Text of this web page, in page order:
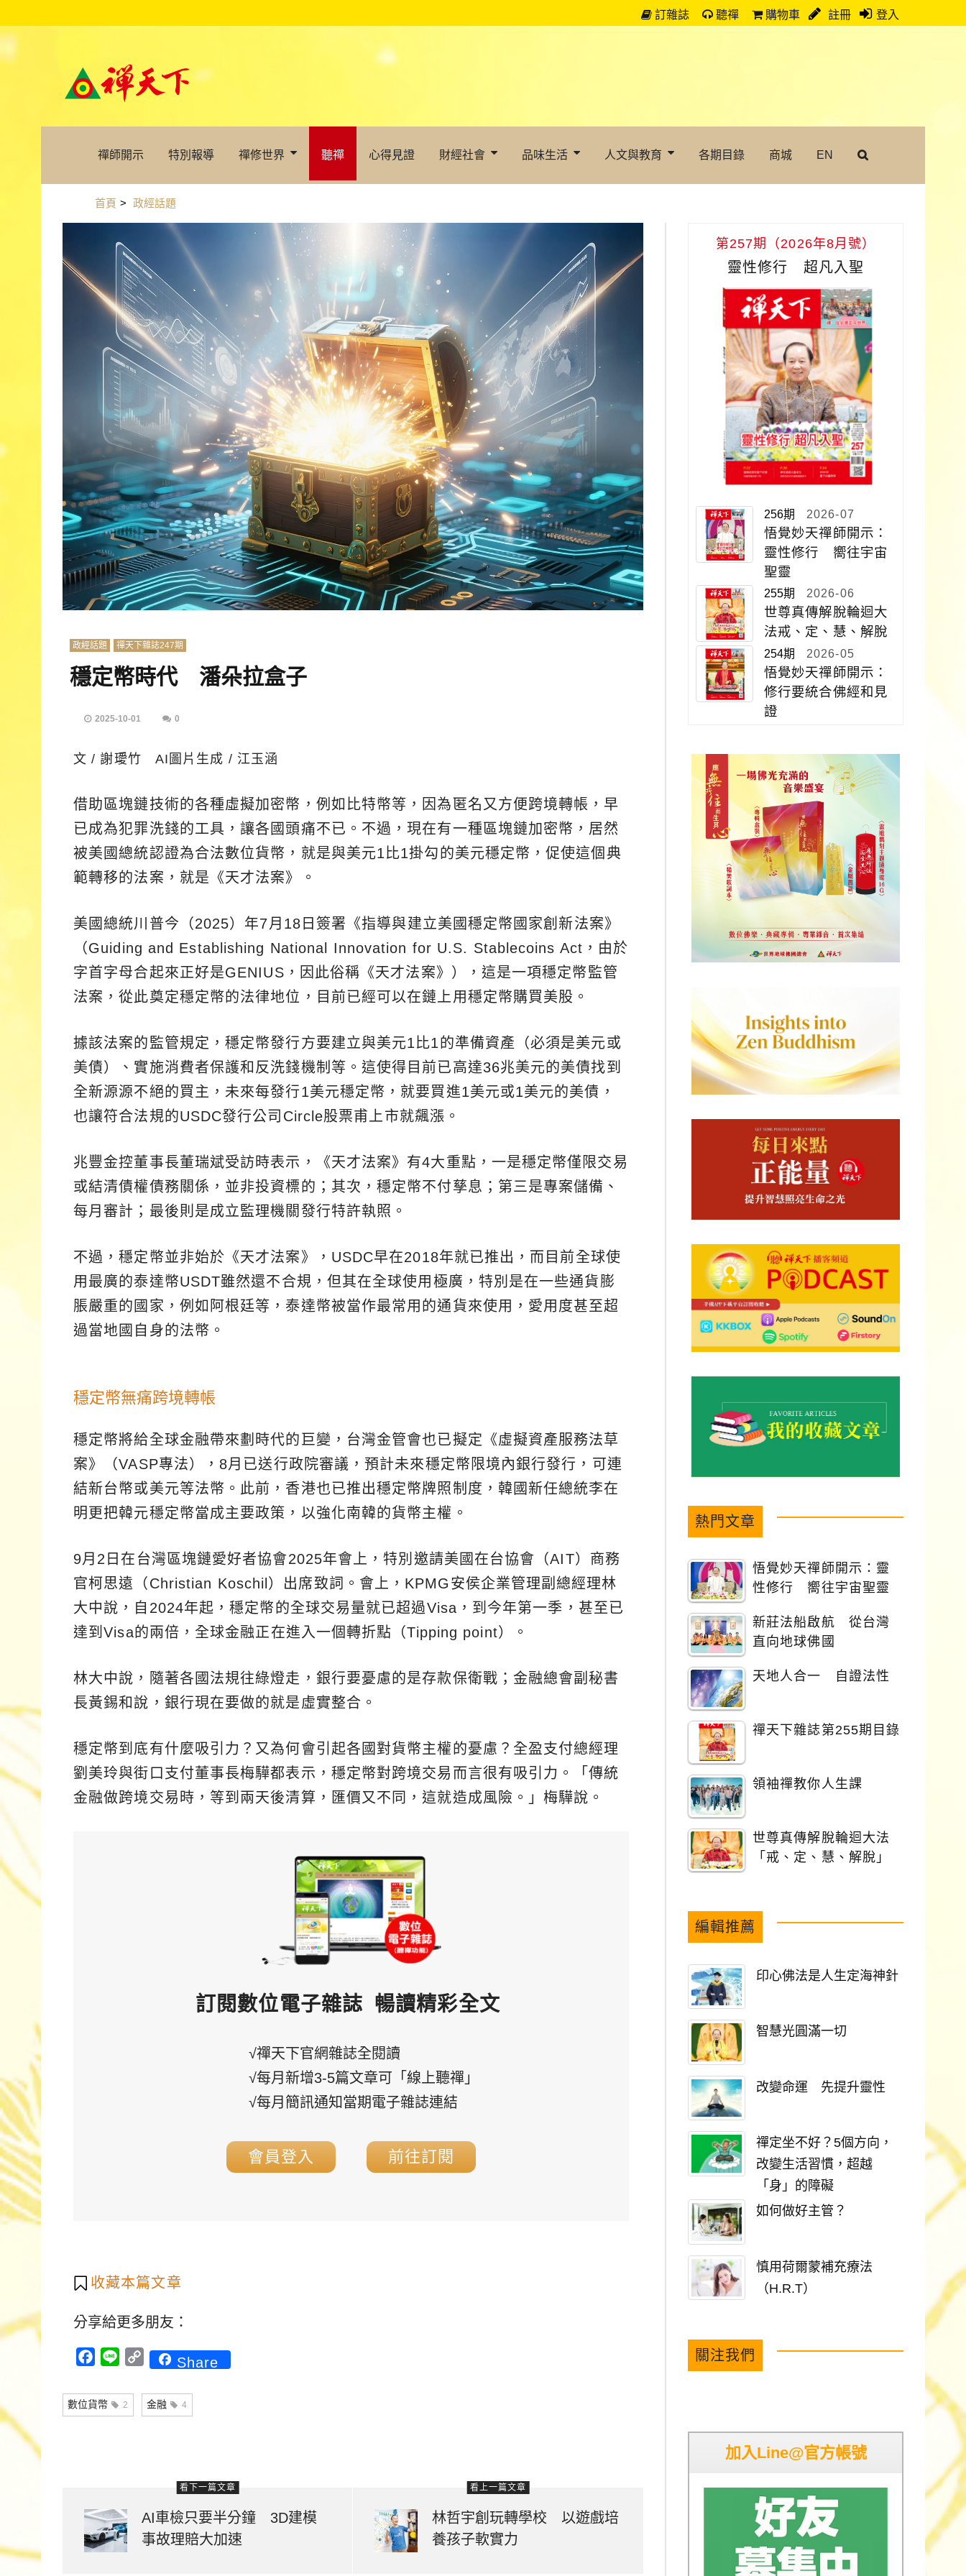
訂雜誌 聽禪 購物車 註冊 登入
禪師開示 特別報導 禪修世界 聽禪 心得見證 財經社會 品味生活 人文與教育 各期目錄 商城 EN
首頁 > 政經話題
政經話題 禪天下雜誌247期
穩定幣時代 潘朵拉盒子
2025-10-01 0
文 / 謝璦竹 AI圖片生成 / 江玉涵
借助區塊鏈技術的各種虛擬加密幣，例如比特幣等，因為匿名又方便跨境轉帳，早
已成為犯罪洗錢的工具，讓各國頭痛不已。不過，現在有一種區塊鏈加密幣，居然
被美國總統認證為合法數位貨幣，就是與美元1比1掛勾的美元穩定幣，促使這個典
範轉移的法案，就是《天才法案》。
美國總統川普今（2025）年7月18日簽署《指導與建立美國穩定幣國家創新法案》
（Guiding and Establishing National Innovation for U.S. Stablecoins Act，由於
字首字母合起來正好是GENIUS，因此俗稱《天才法案》），這是一項穩定幣監管
法案，從此奠定穩定幣的法律地位，目前已經可以在鏈上用穩定幣購買美股。
據該法案的監管規定，穩定幣發行方要建立與美元1比1的準備資產（必須是美元或
美債）、實施消費者保護和反洗錢機制等。這使得目前已高達36兆美元的美債找到
全新源源不絕的買主，未來每發行1美元穩定幣，就要買進1美元或1美元的美債，
也讓符合法規的USDC發行公司Circle股票甫上市就飆漲。
兆豐金控董事長董瑞斌受訪時表示，《天才法案》有4大重點，一是穩定幣僅限交易
或結清債權債務關係，並非投資標的；其次，穩定幣不付孳息；第三是專案儲備、
每月審計；最後則是成立監理機關發行特許執照。
不過，穩定幣並非始於《天才法案》，USDC早在2018年就已推出，而目前全球使
用最廣的泰達幣USDT雖然還不合規，但其在全球使用極廣，特別是在一些通貨膨
脹嚴重的國家，例如阿根廷等，泰達幣被當作最常用的通貨來使用，愛用度甚至超
過當地國自身的法幣。
穩定幣無痛跨境轉帳
穩定幣將給全球金融帶來劃時代的巨變，台灣金管會也已擬定《虛擬資產服務法草
案》（VASP專法），8月已送行政院審議，預計未來穩定幣限境內銀行發行，可連
結新台幣或美元等法幣。此前，香港也已推出穩定幣牌照制度，韓國新任總統李在
明更把韓元穩定幣當成主要政策，以強化南韓的貨幣主權。
9月2日在台灣區塊鏈愛好者協會2025年會上，特別邀請美國在台協會（AIT）商務
官柯思遠（Christian Koschil）出席致詞。會上，KPMG安侯企業管理副總經理林
大中說，自2024年起，穩定幣的全球交易量就已超過Visa，到今年第一季，甚至已
達到Visa的兩倍，全球金融正在進入一個轉折點（Tipping point）。
林大中說，隨著各國法規往綠燈走，銀行要憂慮的是存款保衛戰；金融總會副秘書
長黃錫和說，銀行現在要做的就是虛實整合。
穩定幣到底有什麼吸引力？又為何會引起各國對貨幣主權的憂慮？全盈支付總經理
劉美玲與街口支付董事長梅驊都表示，穩定幣對跨境交易而言很有吸引力。「傳統
金融做跨境交易時，等到兩天後清算，匯價又不同，這就造成風險。」梅驊說。
訂閱數位電子雜誌 暢讀精彩全文
√禪天下官網雜誌全閱讀
√每月新增3-5篇文章可「線上聽禪」
√每月簡訊通知當期電子雜誌連結
會員登入 前往訂閱
收藏本篇文章
分享給更多朋友：
Facebook
Line
CopyShare
數位貨幣 2 金融 4
看下一篇文章
AI車檢只要半分鐘 3D建模
事故理賠大加速
看上一篇文章
林哲宇創玩轉學校 以遊戲培
養孩子軟實力
第257期（2026年8月號）
靈性修行 超凡入聖
256期 2026-07
悟覺妙天禪師開示：
靈性修行 嚮往宇宙
聖靈
255期 2026-06
世尊真傳解脫輪迴大
法戒、定、慧、解脫
254期 2026-05
悟覺妙天禪師開示：
修行要統合佛經和見
證
熱門文章
悟覺妙天禪師開示：靈
性修行 嚮往宇宙聖靈
新莊法船啟航 從台灣
直向地球佛國
天地人合一 自證法性
禪天下雜誌第255期目錄
領袖禪教你人生課
世尊真傳解脫輪迴大法
「戒、定、慧、解脫」
編輯推薦
印心佛法是人生定海神針
智慧光圓滿一切
改變命運 先提升靈性
禪定坐不好？5個方向，
改變生活習慣，超越
「身」的障礙
如何做好主管？
慎用荷爾蒙補充療法
（H.R.T）
關注我們
加入Line@官方帳號